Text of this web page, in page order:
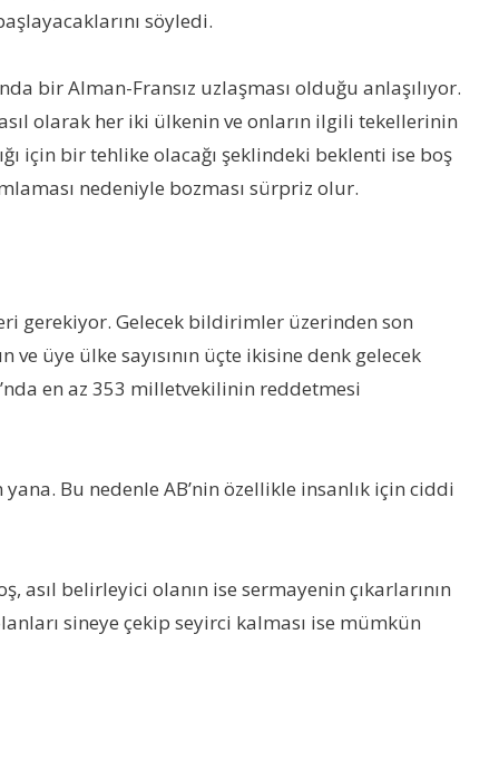
söyledi.
bir Alman-Fransız uzlaşması olduğu anlaşılıyor.
olarak her iki ülkenin ve onların ilgili tekellerinin
için bir tehlike olacağı şeklindeki beklenti ise boş
nedeniyle bozması sürpriz olur.
gerekiyor. Gelecek bildirimler üzerinden son
üye ülke sayısının üçte ikisine denk gelecek
en az 353 milletvekilinin reddetmesi
Bu nedenle AB’nin özellikle insanlık için ciddi
asıl belirleyici olanın ise sermayenin çıkarlarının
sineye çekip seyirci kalması ise mümkün